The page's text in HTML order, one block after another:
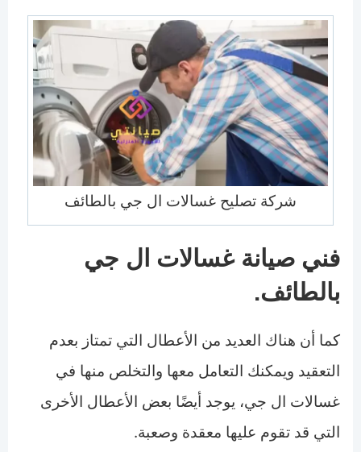
شركة تصليح غسالات ال جي بالطائف
فني صيانة غسالات ال جي
بالطائف.
كما أن هناك العديد من الأعطال التي تمتاز بعدم
التعقيد ويمكنك التعامل معها والتخلص منها في
غسالات ال جي، يوجد أيضًا بعض الأعطال الأخرى
التي قد تقوم عليها معقدة وصعبة.